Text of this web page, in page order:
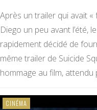
Après un trailer qui avait
Diego un peu avant l’été,
rapidement décidé de
même trailer de Suicide
hommage au film,
CINÉMA